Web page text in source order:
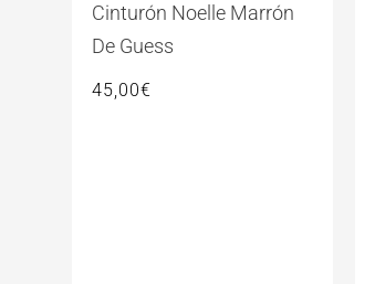
Cinturón Noelle Marrón
De Guess
45,00€